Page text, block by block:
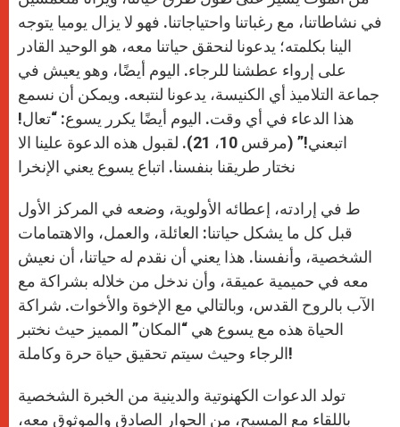
في نشاطاتنا، مع رغباتنا واحتياجاتنا. فهو لا يزال يوميا يتوجه
الينا بكلمته؛ يدعونا لنحقق حياتنا معه، هو الوحيد القادر
على إرواء عطشنا للرجاء. اليوم أيضًا، وهو يعيش في
جماعة التلاميذ أي الكنيسة، يدعونا لنتبعه. ويمكن أن نسمع
هذا الدعاء في أي وقت. اليوم أيضًا يكرر يسوع: “تعال!
اتبعني!” (مرقس 10، 21). لقبول هذه الدعوة علينا الا
نختار طريقنا بنفسنا. اتباع يسوع يعني الإنخرا
ط في إرادته، إعطائه الأولوية، وضعه في المركز الأول
قبل كل ما يشكل حياتنا: العائلة، والعمل، والاهتمامات
الشخصية، وأنفسنا. هذا يعني أن نقدم له حياتنا، أن نعيش
معه في حميمية عميقة، وأن ندخل من خلاله بشراكة مع
الآب بالروح القدس، وبالتالي مع الإخوة والأخوات. شراكة
الحياة هذه مع يسوع هي “المكان” المميز حيث نختبر
الرجاء وحيث سيتم تحقيق حياة حرة وكاملة!
تولد الدعوات الكهنوتية والدينية من الخبرة الشخصية
باللقاء مع المسيح، من الحوار الصادق والموثوق معه،